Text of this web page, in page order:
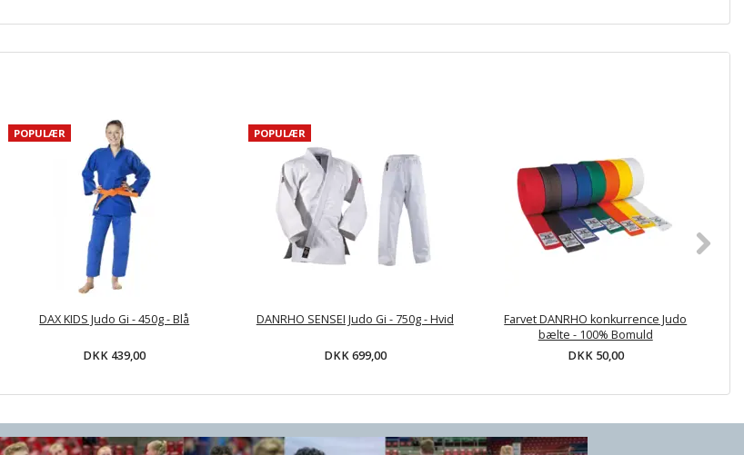
POPULÆR
DAX KIDS Judo Gi - 450g - Blå
DKK 439,00
POPULÆR
DANRHO SENSEI Judo Gi - 750g - Hvid
DKK 699,00
Farvet DANRHO konkurrence Judo
bælte - 100% Bomuld
DKK 50,00